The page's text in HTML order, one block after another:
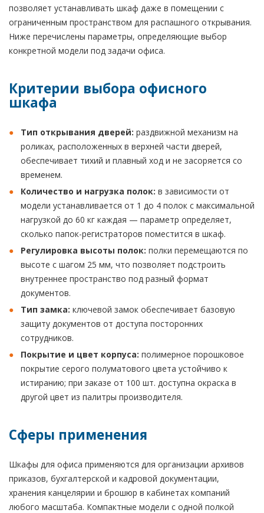
позволяет устанавливать шкаф даже в помещении с
ограниченным пространством для распашного открывания.
Ниже перечислены параметры, определяющие выбор
конкретной модели под задачи офиса.
Критерии выбора офисного
шкафа
Тип открывания дверей: раздвижной механизм на
роликах, расположенных в верхней части дверей,
обеспечивает тихий и плавный ход и не засоряется со
временем.
Количество и нагрузка полок: в зависимости от
модели устанавливается от 1 до 4 полок с максимальной
нагрузкой до 60 кг каждая — параметр определяет,
сколько папок-регистраторов поместится в шкаф.
Регулировка высоты полок: полки перемещаются по
высоте с шагом 25 мм, что позволяет подстроить
внутреннее пространство под разный формат
документов.
Тип замка: ключевой замок обеспечивает базовую
защиту документов от доступа посторонних
сотрудников.
Покрытие и цвет корпуса: полимерное порошковое
покрытие серого полуматового цвета устойчиво к
истиранию; при заказе от 100 шт. доступна окраска в
другой цвет из палитры производителя.
Сферы применения
Шкафы для офиса применяются для организации архивов
приказов, бухгалтерской и кадровой документации,
хранения канцелярии и брошюр в кабинетах компаний
любого масштаба. Компактные модели с одной полкой